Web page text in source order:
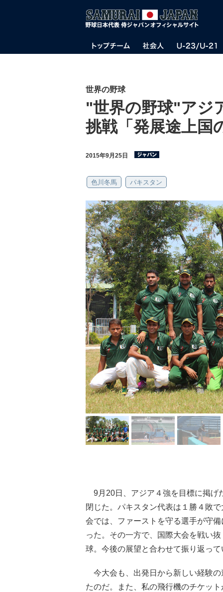
世界の野球
"世界の野球"アジ
挑戦「発展途上国
2015年9月25日
色川冬馬 パキスタン
9月20日、アジア４強を目標に掲げ
閉じた。パキスタン代表は１勝４敗
会では、ファーストを守る選手が守
った。その一方で、国際大会を戦い
球。今後の展望と合わせて振り返っ
今大会も、出発日から新しい経験
たのだ。また、私の飛行機のチケッ